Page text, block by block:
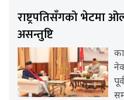
राष्ट्रपतिसँगको भेटमा
असन्तुष्टि